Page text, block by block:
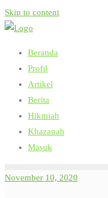
Skip to content
Beranda
Profil
Artikel
Berita
Hikmiah
Khazanah
Masuk
November 10, 2020